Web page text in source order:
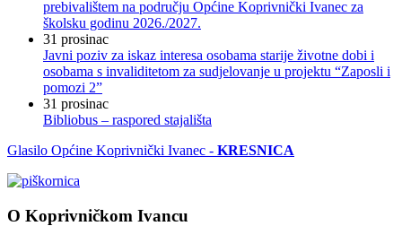
prebivalištem na području Općine Koprivnički Ivanec za
školsku godinu 2026./2027.
31 prosinac
Javni poziv za iskaz interesa osobama starije životne dobi i
osobama s invaliditetom za sudjelovanje u projektu “Zaposli i
pomozi 2”
31 prosinac
Bibliobus – raspored stajališta
Glasilo Općine Koprivnički Ivanec - KRESNICA
O Koprivničkom Ivancu